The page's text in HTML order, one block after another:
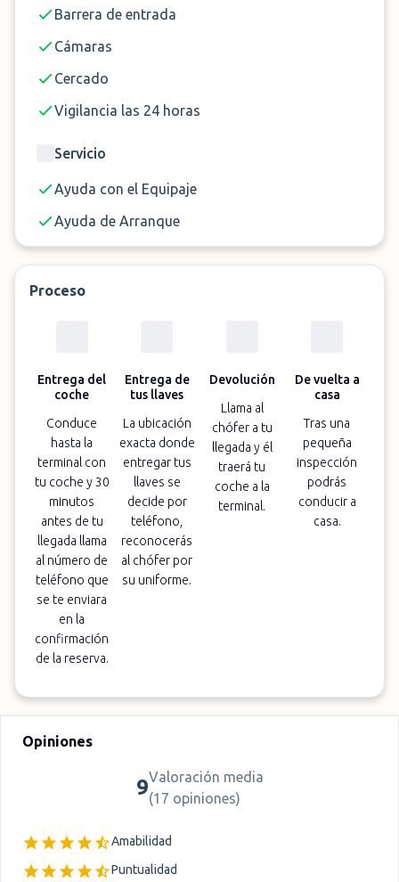
exterior totalmente vallado cerca del aeropuerto.
Parking Ector garantiza la máxima seguridad en
vigilancia las 24 horas proporcionada por
guardias asistidos por una red de cámaras de
totalmente asegurado durante la duración del
✈️Servicio
Aparcacoches
Barrera de entrada
Cámaras
Cercado
Vigilancia las 24 horas
Servicio
Ayuda con el Equipaje
Ayuda de Arranque
Proceso
Entrega del
coche
Conduce
hasta la
terminal con
tu coche y 30
minutos
antes de tu
llegada llama
al número de
teléfono que
se te enviara
en la
confirmación
de la reserva.
Entrega de
tus llaves
La ubicación
exacta donde
entregar tus
llaves se
decide por
teléfono,
reconocerás
al chófer por
su uniforme.
Devolución
Llama al
chófer a tu
llegada y él
traerá tu
coche a la
terminal.
De vuelta a
casa
Tras una
pequeña
inspección
podrás
conducir a
casa.
Opiniones
9Valoración media
(17 opiniones)
Amabilidad
Puntualidad